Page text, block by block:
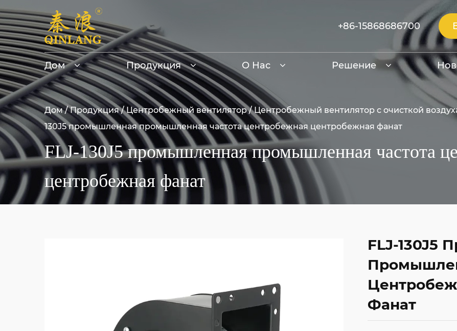
+86-15868686700
Дом Продукция О Нас Решение
Дом/Продукция/Центробежный вентилятор/Центробежный вентилятор с очисткой
130J5 промышленная промышленная частота центробежная центробежная фанат
FLJ-130J5 промышленная промышленная частота
центробежная фанат
FLJ-130J5
Фанат